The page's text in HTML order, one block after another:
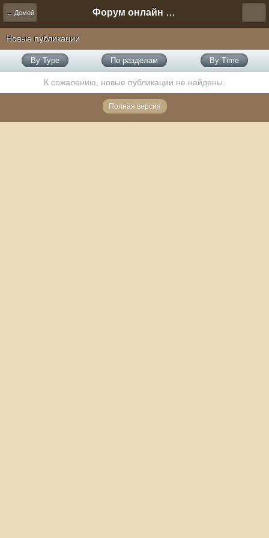
← Домой Форум онлайн игры "Новая Эра" (Нюра Биз)
Новые публикации
By Type По разделам By Time
К сожалению, новые публикации не найдены.
Полная версия